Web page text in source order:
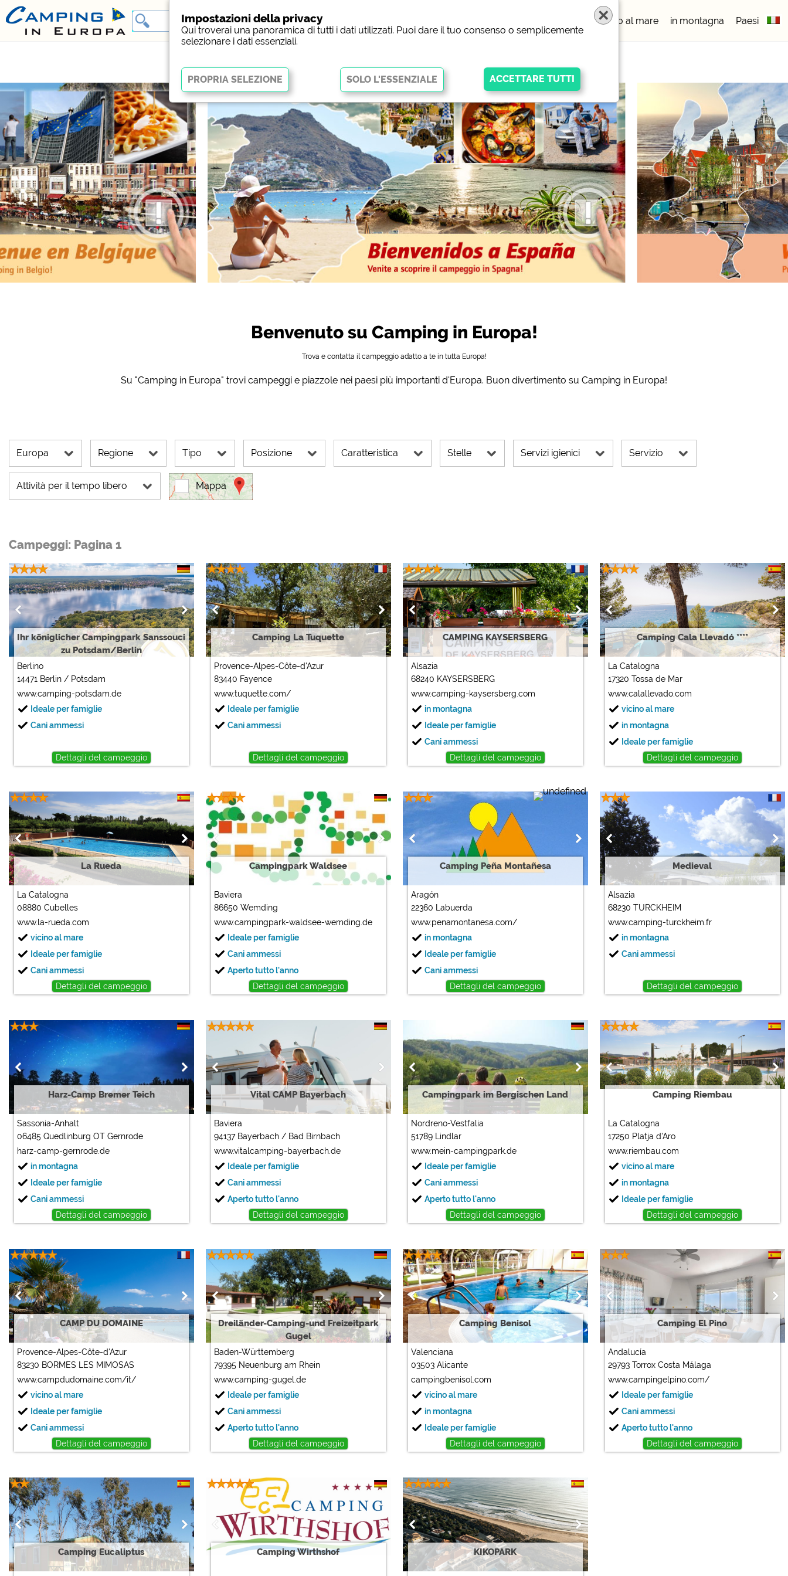
vicino al mare in montagna Paesi
Benvenuto su Camping in Europa!
Trova e contatta il campeggio adatto a te in tutta Europa!
Su "Camping in Europa" trovi campeggi e piazzole nei paesi più importanti d'Europa. Buon divertimento su Camping in Europa!
Europa Regione Tipo Posizione Caratteristica Stelle Servizi igienici Servizio
Attività per il tempo libero Mappa
Campeggi: Pagina 1
Ihr königlicher Campingpark Sanssouci
zu Potsdam/Berlin
Berlino
14471 Berlin / Potsdam
www.camping-potsdam.de
Ideale per famiglie
Cani ammessi
Dettagli del campeggio
Camping La Tuquette
Provence-Alpes-Côte-d'Azur
83440 Fayence
www.tuquette.com/
Ideale per famiglie
Cani ammessi
Dettagli del campeggio
CAMPING KAYSERSBERG
Alsazia
68240 KAYSERSBERG
www.camping-kaysersberg.com
in montagna
Ideale per famiglie
Cani ammessi
Dettagli del campeggio
Camping Cala Llevadó ****
La Catalogna
17320 Tossa de Mar
www.calallevado.com
vicino al mare
in montagna
Ideale per famiglie
Dettagli del campeggio
La Rueda
La Catalogna
08880 Cubelles
www.la-rueda.com
vicino al mare
Ideale per famiglie
Cani ammessi
Dettagli del campeggio
Campingpark Waldsee
Baviera
86650 Wemding
www.campingpark-waldsee-wemding.de
Ideale per famiglie
Cani ammessi
Aperto tutto l'anno
Dettagli del campeggio
Camping Peña Montañesa
Aragón
22360 Labuerda
www.penamontanesa.com/
in montagna
Ideale per famiglie
Cani ammessi
Dettagli del campeggio
Medieval
Alsazia
68230 TURCKHEIM
www.camping-turckheim.fr
in montagna
Cani ammessi
Dettagli del campeggio
Harz-Camp Bremer Teich
Sassonia-Anhalt
06485 Quedlinburg OT Gernrode
harz-camp-gernrode.de
in montagna
Ideale per famiglie
Cani ammessi
Dettagli del campeggio
Vital CAMP Bayerbach
Baviera
94137 Bayerbach / Bad Birnbach
www.vitalcamping-bayerbach.de
Ideale per famiglie
Cani ammessi
Aperto tutto l'anno
Dettagli del campeggio
Campingpark im Bergischen Land
Nordreno-Vestfalia
51789 Lindlar
www.mein-campingpark.de
Ideale per famiglie
Cani ammessi
Aperto tutto l'anno
Dettagli del campeggio
Camping Riembau
La Catalogna
17250 Platja d'Aro
www.riembau.com
vicino al mare
in montagna
Ideale per famiglie
Dettagli del campeggio
CAMP DU DOMAINE
Provence-Alpes-Côte-d'Azur
83230 BORMES LES MIMOSAS
www.campdudomaine.com/it/
vicino al mare
Ideale per famiglie
Cani ammessi
Dettagli del campeggio
Dreiländer-Camping-und Freizeitpark
Gugel
Baden-Württemberg
79395 Neuenburg am Rhein
www.camping-gugel.de
Ideale per famiglie
Cani ammessi
Aperto tutto l'anno
Dettagli del campeggio
Camping Benisol
Valenciana
03503 Alicante
campingbenisol.com
vicino al mare
in montagna
Ideale per famiglie
Dettagli del campeggio
Camping El Pino
Andalucía
29793 Torrox Costa Málaga
www.campingelpino.com/
Ideale per famiglie
Cani ammessi
Aperto tutto l'anno
Dettagli del campeggio
Camping Eucaliptus Camping Wirthshof KIKOPARK
Impostazioni della privacy
Qui troverai una panoramica di tutti i dati utilizzati. Puoi dare il tuo consenso o semplicemente
selezionare i dati essenziali.
Essenziale
I cookie essenziali abilitano le funzioni di base e sono essenziali per il corretto funzionamento
del sito web. Senza questi cookie, alcune parti del sito
non funzioneranno.
Social Media
Anteprima del campeggio (anteprima dei siti web dei
campeggi)
siehe Datenschutzerklärung des jeweiligen Anbieters
Facebook (Anteprima della pagina Facebook dei campeggi) https://www.facebook.com/about/privacy/
Media esterni / Social Media
YouTube (Video dai campeggi)
https://policies.google.com/privacy
Google Maps (Anteprima del campeggio (anteprima dei siti
https://policies.google.com/privacy
https://policies.google.com/privacy
Le impostazioni dei cookie possono essere modificate in qualsiasi momento nel footer tramite
"COOKIES"!